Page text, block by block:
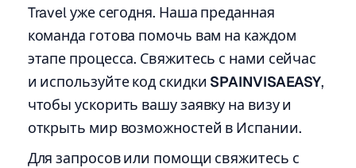
Travel уже сегодня. Наша преданная
команда готова помочь вам на каждом
этапе процесса. Свяжитесь с нами сейчас
и используйте код скидки SPAINVISAEASY,
чтобы ускорить вашу заявку на визу и
открыть мир возможностей в Испании.
Для запросов или помощи свяжитесь с